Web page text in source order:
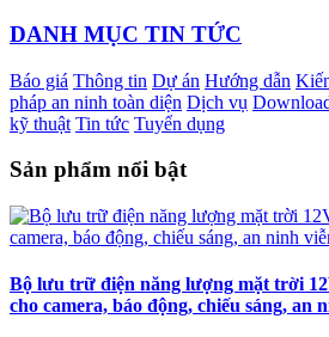
DANH MỤC TIN TỨC
Báo giá Thông tin Dự án Hướng dẫn
pháp an ninh toàn diện Dịch vụ
kỹ thuật Tin tức Tuyển dụng
Sản phẩm nổi bật
Bộ lưu trữ điện năng lượng mặt trời
cho camera, báo động, chiếu sáng, an